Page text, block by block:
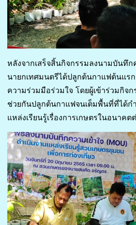
หลังจากเสร็จสิ้นกิจกรรมลงนามบันทึก
นายกเทศมนตรีได้ปลูกต้นกาแฟต้นแร
ความร่วมมือร่วมใจ โดยผู้เข้าร่วมกิจ
ช่วยกันปลูกต้นกาแฟจนเต็มพื้นที่ที่ได้ก
แหล่งเรียนรู้เรื่องการเกษตรในอนาคต